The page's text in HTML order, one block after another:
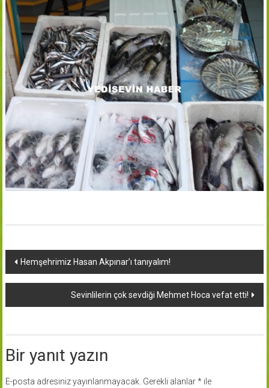
Yazı
dolaşımı
Hemşehrimiz Hasan Akpınar’ı tanıyalım!
Sevinlilerin çok sevdiği Mehmet Hoca vefat etti!
Bir yanıt yazın
E-posta adresiniz yayınlanmayacak. Gerekli alanlar*ile